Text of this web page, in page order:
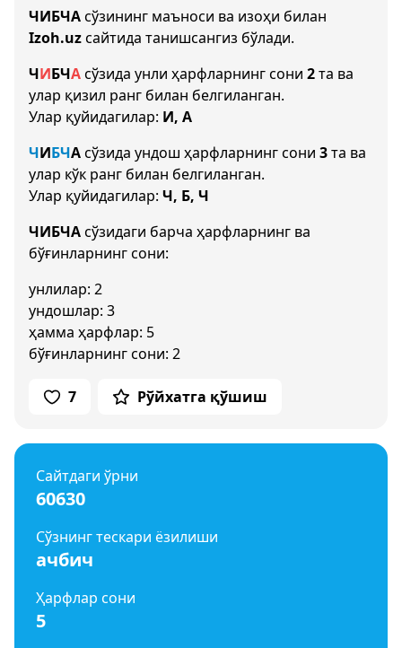
ЧИБЧАсўзининг маъноси ва изоҳи билан
Izoh.uzсайтида танишсангиз бўлади.
ЧИБЧАсўзида унли ҳарфларнинг сони 2та ва
улар қизил ранг билан белгиланган.
Улар қуйидагилар: И, А
ЧИБЧАсўзида ундош ҳарфларнинг сони 3та ва
улар кўк ранг билан белгиланган.
Улар қуйидагилар: Ч, Б, Ч
ЧИБЧАсўзидаги барча ҳарфларнинг ва
бўғинларнинг сони:
унлилар: 2
ундошлар: 3
ҳамма ҳарфлар: 5
бўғинларнинг сони: 2
7 Рўйхатга қўшиш
Сайтдаги ўрни
60630
Сўзнинг тескари ёзилиши
ачбич
Ҳарфлар сони
5